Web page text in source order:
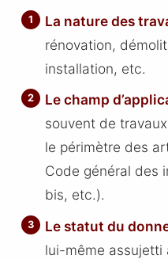
La nature des
rénovation,
installation, etc.
Le champ
souvent de
le périmètre des
Code général des
bis, etc.).
Le statut du
lui-même assujetti